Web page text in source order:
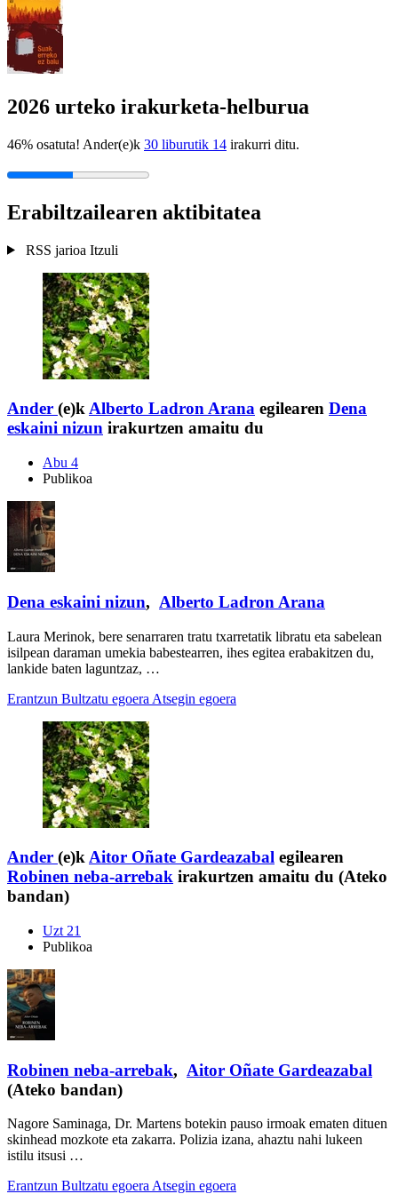
2026 urteko irakurketa-helburua
46% osatuta! Ander(e)k 30 liburutik 14 irakurri ditu.
Erabiltzailearen aktibitatea
RSS jarioa Itzuli
Ander (e)kAlberto Ladron Arana egilearen Dena
eskaini nizun irakurtzen amaitu du
Abu 4
Publikoa
Dena eskaini nizun, Alberto Ladron Arana
Laura Merinok, bere senarraren tratu txarretatik libratu eta sabelean
isilpean daraman umekia babestearren, ihes egitea erabakitzen du,
lankide baten laguntzaz, …
Erantzun Bultzatu egoera Atsegin egoera
Ander (e)kAitor Oñate Gardeazabal egilearen
Robinen neba-arrebak irakurtzen amaitu du (Ateko
bandan)
Uzt 21
Publikoa
Robinen neba-arrebak, Aitor Oñate Gardeazabal
(Ateko bandan)
Nagore Saminaga, Dr. Martens botekin pauso irmoak ematen dituen
skinhead mozkote eta zakarra. Polizia izana, ahaztu nahi lukeen
istilu itsusi …
Erantzun Bultzatu egoeraAtsegin egoera